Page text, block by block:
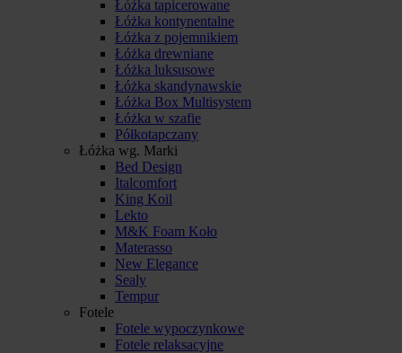
Łóżka tapicerowane
Łóżka kontynentalne
Łóżka z pojemnikiem
Łóżka drewniane
Łóżka luksusowe
Łóżka skandynawskie
Łóżka Box Multisystem
Łóżka w szafie
Półkotapczany
Łóżka wg. Marki
Bed Design
Italcomfort
King Koil
Lekto
M&K Foam Koło
Materasso
New Elegance
Sealy
Tempur
Fotele
Fotele wypoczynkowe
Fotele relaksacyjne